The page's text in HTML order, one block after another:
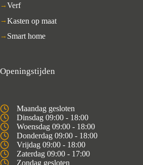
Verf
Kasten op maat
Smart home
Openingstijden
Maandag gesloten
Dinsdag 09:00 - 18:00
Woensdag 09:00 - 18:00
Donderdag 09:00 - 18:00
Vrijdag 09:00 - 18:00
Zaterdag 09:00 - 17:00
Zondag gesloten